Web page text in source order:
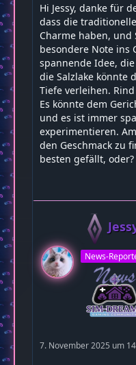
Hi Jessy, danke für
dass die
Charme haben,
besondere Note ins
spannende Idee,
die Salzlake könnte
Tiefe verleihen.
Es könnte dem
und es ist immer
experimentieren.
den Geschmack zu
besten gefällt, oder?
News-
7. November 2025 um